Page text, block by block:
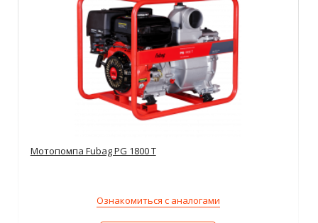
Мотопомпа Fubag PG 1800 T
Ознакомиться с аналогами